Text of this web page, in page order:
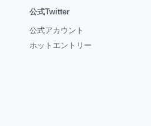
公式Twitter
公式アカウント
ホットエントリー